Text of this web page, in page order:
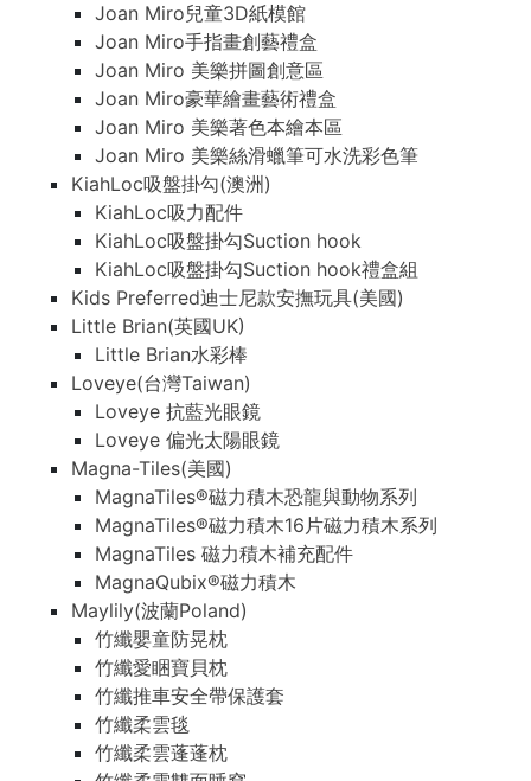
Joan Miro兒童3D紙模館
Joan Miro手指畫創藝禮盒
Joan Miro 美樂拼圖創意區
Joan Miro豪華繪畫藝術禮盒
Joan Miro 美樂著色本繪本區
Joan Miro 美樂絲滑蠟筆可水洗彩色筆
KiahLoc吸盤掛勾(澳洲)
KiahLoc吸力配件
KiahLoc吸盤掛勾Suction hook
KiahLoc吸盤掛勾Suction hook禮盒組
Kids Preferred迪士尼款安撫玩具(美國)
Little Brian(英國UK)
Little Brian水彩棒
Loveye(台灣Taiwan)
Loveye 抗藍光眼鏡
Loveye 偏光太陽眼鏡
Magna-Tiles(美國)
MagnaTiles®磁力積木恐龍與動物系列
MagnaTiles®磁力積木16片磁力積木系列
MagnaTiles 磁力積木補充配件
MagnaQubix®磁力積木
Maylily(波蘭Poland)
竹纖嬰童防晃枕
竹纖愛睏寶貝枕
竹纖推車安全帶保護套
竹纖柔雲毯
竹纖柔雲蓬蓬枕